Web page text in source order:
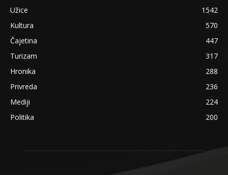
Užice
1542
Kultura
570
Čajetina
447
Turizam
317
Hronika
288
Privreda
236
Mediji
224
Politika
200